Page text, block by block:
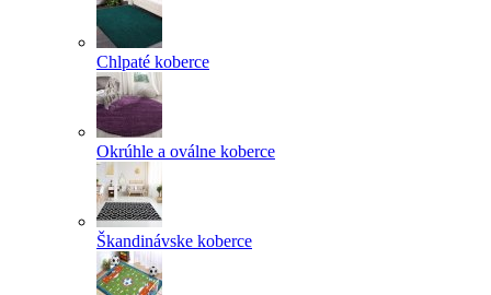
Chlpaté koberce
Okrúhle a oválne koberce
Škandinávske koberce